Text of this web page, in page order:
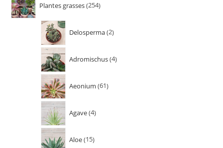
Plantes grasses 254
Delosperma 2
Adromischus 4
Aeonium 61
Agave 4
Aloe 15